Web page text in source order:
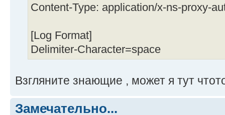
Content-Type: application/x-ns-proxy-
[Log Format]
Delimiter-Character=space
Взгляните знающие , может я тут
Замечательно...